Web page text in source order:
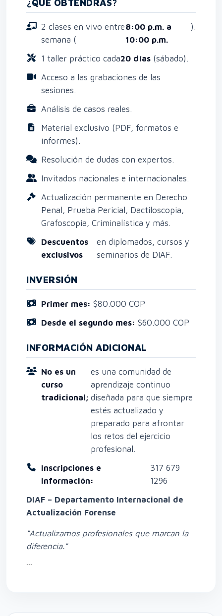
¿QUÉ OBTENDRÁS?
2 clases en vivo entre
semana (
8:00 p.m. a
10:00 p.m.
).
1 taller práctico cada20 días (sábado).
Acceso a las grabaciones de las
sesiones.
Análisis de casos reales.
Material exclusivo (PDF, formatos e
informes).
Resolución de dudas con expertos.
Invitados nacionales e internacionales.
Actualización permanente en Derecho
Penal, Prueba Pericial, Dactiloscopia,
Grafoscopia, Criminalística y más.
Descuentos
exclusivos
en diplomados, cursos y
seminarios de DIAF.
INVERSIÓN
Primer mes: $80.000 COP
Desde el segundo mes: $60.000 COP
INFORMACIÓN ADICIONAL
No es un
curso
tradicional;
es una comunidad de
aprendizaje continuo
diseñada para que siempre
estés actualizado y
preparado para afrontar
los retos del ejercicio
profesional.
Inscripciones e
información:
317 679
1296
DIAF – Departamento Internacional de
Actualización Forense
"Actualizamos profesionales que marcan la
diferencia."
```